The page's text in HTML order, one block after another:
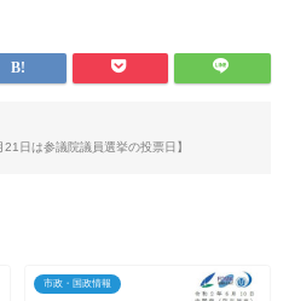
日は参議院議員選挙の投票日】
市政・国政情報